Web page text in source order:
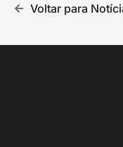
Voltar para